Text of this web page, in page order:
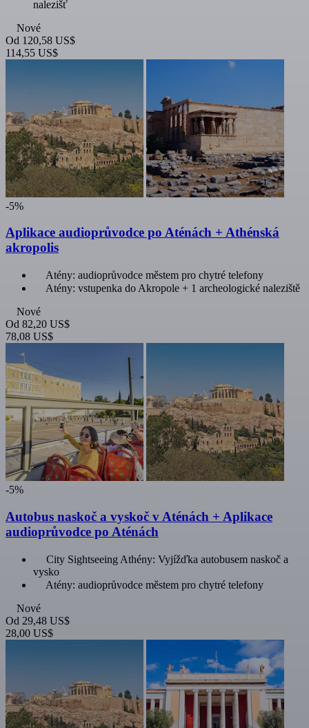
nalezišť
Nové
Od 120,58 US$
114,55 US$
-5%
Aplikace audioprůvodce po Aténách + Athénská
akropolis
Atény: audioprůvodce městem pro chytré telefony
Atény: vstupenka do Akropole + 1 archeologické naleziště
Nové
Od 82,20 US$
78,08 US$
-5%
Autobus naskoč a vyskoč v Aténách + Aplikace
audioprůvodce po Aténách
City Sightseeing Athény: Vyjížďka autobusem naskoč a
vysko
Atény: audioprůvodce městem pro chytré telefony
Nové
Od 29,48 US$
28,00 US$